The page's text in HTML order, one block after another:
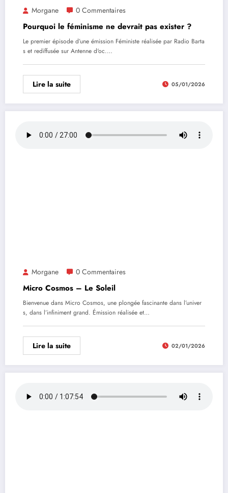
Morgane 0 Commentaires
Pourquoi le féminisme ne devrait pas exister ?
Le premier épisode d’une émission Féministe réalisée par Radio Barta
s et rediffusée sur Antenne d'oc.…
Lire la suite 05/01/2026
Morgane 0 Commentaires
Micro Cosmos – Le Soleil
Bienvenue dans Micro Cosmos, une plongée fascinante dans l’univer
s, dans l’infiniment grand. Émission réalisée et…
Lire la suite 02/01/2026